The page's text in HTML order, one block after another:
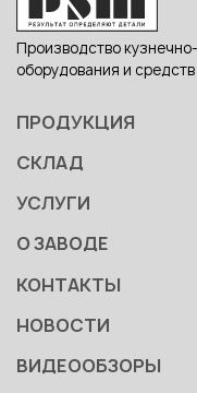
Производство
оборудования и
ПРОДУКЦИЯ
СКЛАД
УСЛУГИ
О ЗАВОДЕ
Документы
Качество
КОНТАКТЫ
НОВОСТИ
ВИДЕООБЗОРЫ